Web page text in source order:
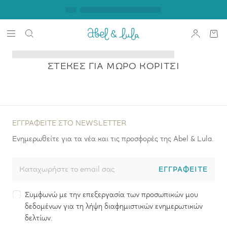
ΣΤΈΚΕΣ ΓΙΑ ΜΩΡΌ ΚΟΡΊΤΣΙ
ΕΓΓΡΑΦΕΊΤΕ ΣΤΟ NEWSLETTER
Ενημερωθείτε για τα νέα και τις προσφορές της Abel & Lula.
ΕΓΓΡΑΦΕΊΤΕ
Συμφωνώ με την επεξεργασία των προσωπικών μου
δεδομένων για τη λήψη διαφημιστικών ενημερωτικών
δελτίων.